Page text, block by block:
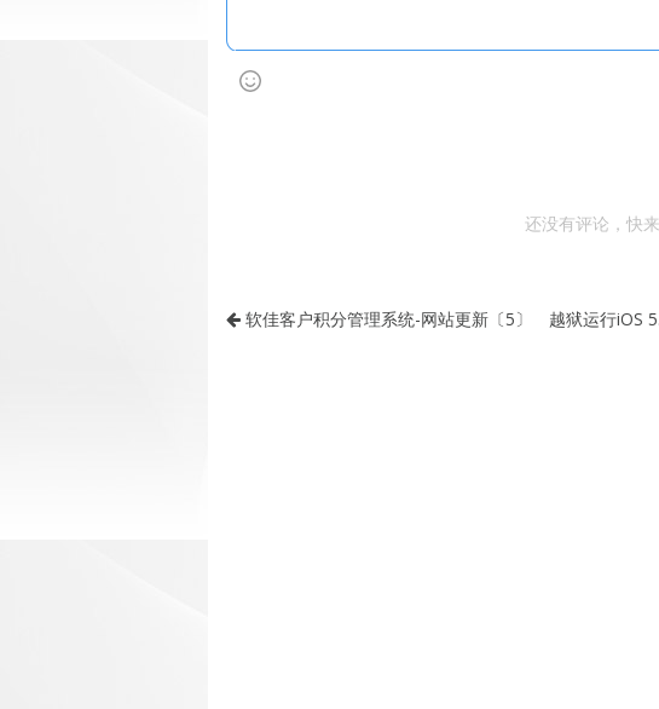
还没有评论，快
软佳客户积分管理系统-网站更新〔5〕 越狱运行iOS